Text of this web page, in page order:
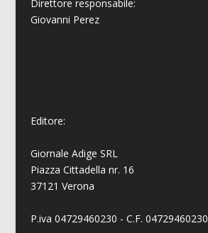
Direttore responsabile:
Giovanni Perez
Editore:
Giornale Adige SRL
Piazza Cittadella nr. 16
37121 Verona
P.iva 04729460230 - C.F. 04729460230